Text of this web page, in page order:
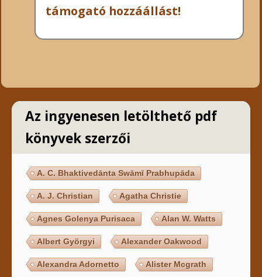
támogató hozzáállást!
Az ingyenesen letölthető pdf
könyvek szerzői
A. C. Bhaktivedānta Swāmī Prabhupāda
A. J. Christian Agatha Christie
Agnes Golenya Purisaca Alan W. Watts
Albert Györgyi Alexander Oakwood
Alexandra Adornetto Alister Mcgrath